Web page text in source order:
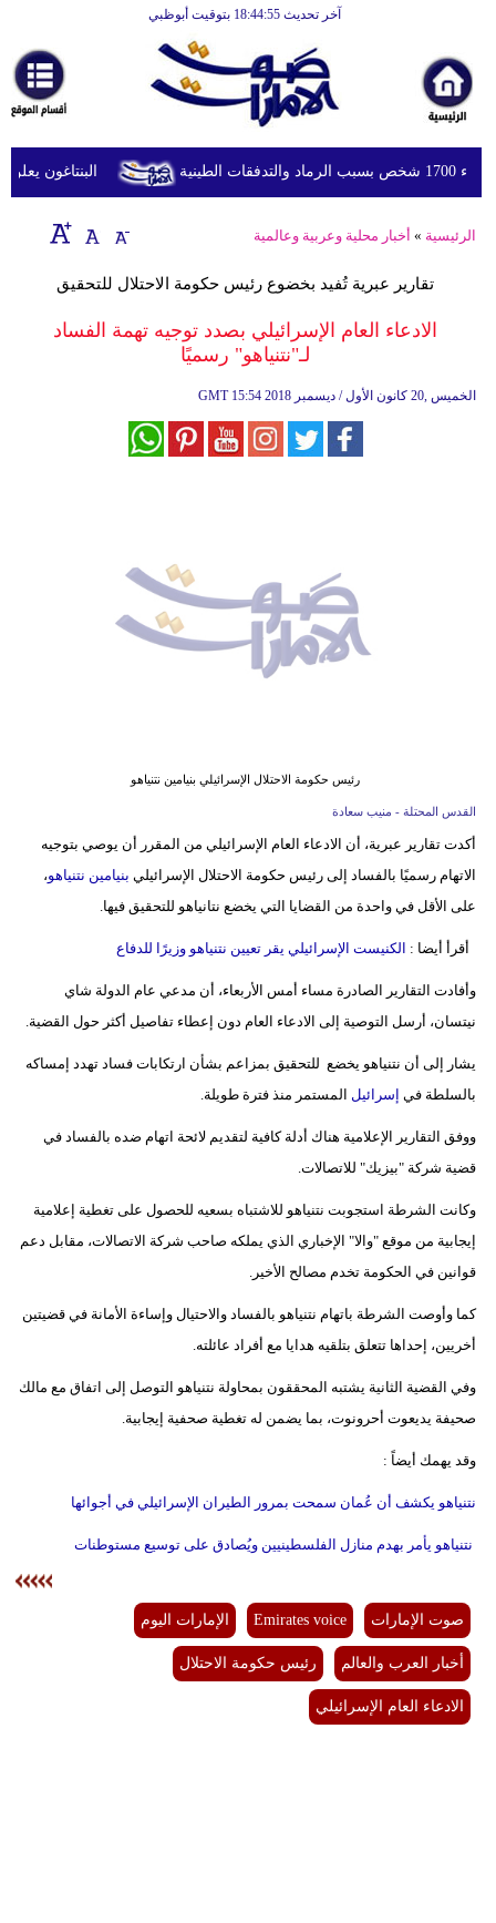
آخر تحديث 18:44:55 بتوقيت أبوظبي
أخبارعاجلة
رياضة
ثقافة
إقتصاد
وموسيقى
علوم
وتكنولوجيا
أبراج
البنتاغون يعلن
الرئيسية » أخبار محلية وعربية وعالمية
تقارير عبرية تُفيد بخضوع رئيس حكومة الاحتلال للتحقيق
الادعاء العام الإسرائيلي بصدد توجيه تهمة الفساد
لـ"نتنياهو" رسميًا
GMT 15:54 2018 الخميس ,20 كانون الأول / ديسمبر
رئيس حكومة الاحتلال الإسرائيلي بنيامين نتنياهو
القدس المحتلة - منيب سعادة
أكدت تقارير عبرية، أن الادعاء العام الإسرائيلي من المقرر أن يوصي بتوجيه
الاتهام رسميًا بالفساد إلى رئيس حكومة الاحتلال الإسرائيلي بنيامين نتنياهو،
على الأقل في واحدة من القضايا التي يخضع نتانياهو للتحقيق فيها.
أقرأ أيضا : الكنيست الإسرائيلي يقر تعيين نتنياهو وزيرًا للدفاع
وأفادت التقارير الصادرة مساء أمس الأربعاء، أن مدعي عام الدولة شاي
نيتسان، أرسل التوصية إلى الادعاء العام دون إعطاء تفاصيل أكثر حول القضية.
يشار إلى أن نتنياهو يخضع للتحقيق بمزاعم بشأن ارتكابات فساد تهدد إمساكه
بالسلطة في إسرائيل المستمر منذ فترة طويلة.
ووفق التقارير الإعلامية هناك أدلة كافية لتقديم لائحة اتهام ضده بالفساد في
قضية شركة "بيزيك" للاتصالات.
وكانت الشرطة استجوبت نتنياهو للاشتباه بسعيه للحصول على تغطية إعلامية
إيجابية من موقع "والا" الإخباري الذي يملكه صاحب شركة الاتصالات، مقابل دعم
قوانين في الحكومة تخدم مصالح الأخير.
كما وأوصت الشرطة باتهام نتنياهو بالفساد والاحتيال وإساءة الأمانة في قضيتين
أخريين، إحداها تتعلق بتلقيه هدايا مع أفراد عائلته.
وفي القضية الثانية يشتبه المحققون بمحاولة نتنياهو التوصل إلى اتفاق مع مالك
صحيفة يديعوت أحرونوت، بما يضمن له تغطية صحفية إيجابية.
وقد يهمك أيضاً :
نتنياهو يكشف أن عُمان سمحت بمرور الطيران الإسرائيلي في أجوائها
نتنياهو يأمر بهدم منازل الفلسطينيين ويُصادق على توسيع مستوطنات
صوت الإمارات Emirates voice الإمارات اليوم
أخبار العرب والعالم رئيس حكومة الاحتلال
الادعاء العام الإسرائيلي